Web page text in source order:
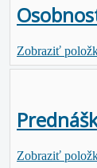
Zobraziť
Zobraziť